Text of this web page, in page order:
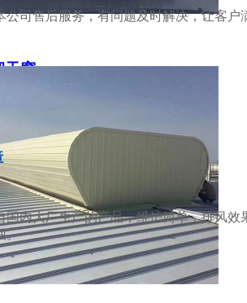
天窗
公司售后服务，有问题及时解决，让客户
国内大厂生产的产品，维护简单，排风效
。